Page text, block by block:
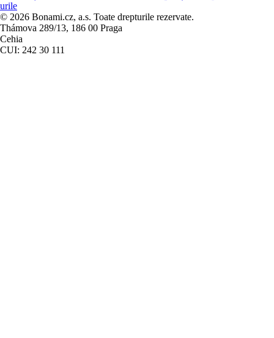
urile
© 2026 Bonami.cz, a.s. Toate drepturile rezervate.
Thámova 289/13, 186 00 Praga
Cehia
CUI: 242 30 111